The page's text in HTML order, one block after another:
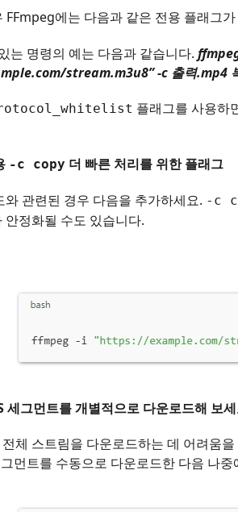
FFmpeg에는 다음과 같은 전용 플래그
는 명령의 예는 다음과 같습니다.
stream.m3u8” -c 출력.mp4
플래그를 사용하
-c copy 더 빠른 처리를 위한 플래그
와 관련된 경우 다음을 추가하세요. -c
안정화될 수도 있습니다.
세그먼트를 개별적으로 다운로드해 보
체 스트림을 다운로드하는 데 어려움
먼트를 수동으로 다운로드한 다음 나